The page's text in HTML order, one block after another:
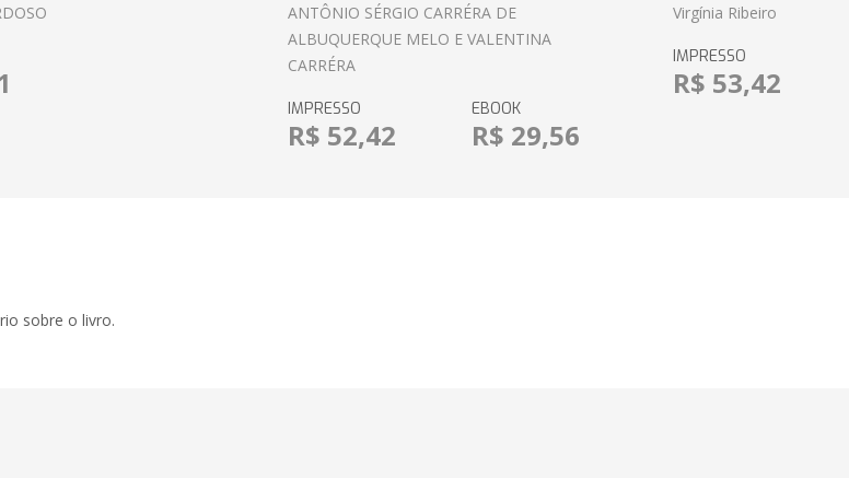
ANTÔNIO SÉRGIO CARRÉRA DE
ALBUQUERQUE MELO E VALENTINA
CARRÉRA
IMPRESSO
R$ 52,42
EBOOK
R$ 29,56
Virgínia Ribeiro
IMPRESSO
R$ 53,42
sobre o livro.